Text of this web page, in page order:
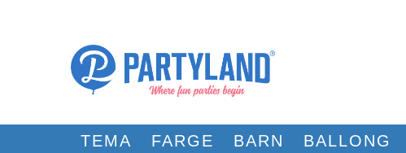
TEMA FARGE BARN BALLONG